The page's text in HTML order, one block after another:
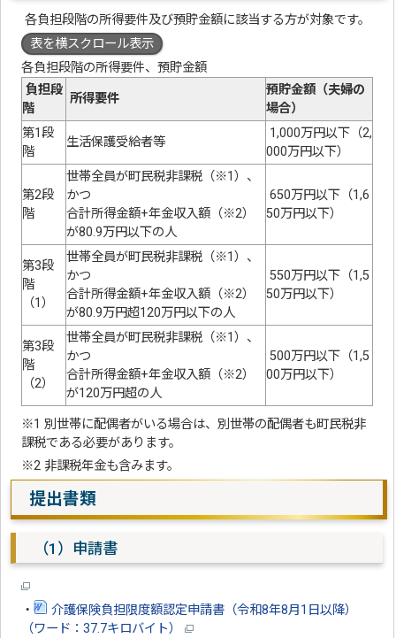
各負担段階の所得要件及び預貯金額に該当する方が対象です。
表を横スクロール表示
各負担段階の所得要件、預貯金額
負担段
階
所得要件
預貯金額（夫婦の
場合）
第1段
階
生活保護受給者等
1,000万円以下（2,
000万円以下）
第2段
階
世帯全員が町民税非課税（※1）、
かつ
合計所得金額+年金収入額（※2）
が80.9万円以下の人
650万円以下（1,6
50万円以下）
第3段
階
（1）
世帯全員が町民税非課税（※1）、
かつ
合計所得金額+年金収入額（※2）
が80.9万円超120万円以下の人
550万円以下（1,5
50万円以下）
第3段
階
（2）
世帯全員が町民税非課税（※1）、
かつ
合計所得金額+年金収入額（※2）
が120万円超の人
500万円以下（1,5
00万円以下）
※1 別世帯に配偶者がいる場合は、別世帯の配偶者も町民税非
課税である必要があります。
※2 非課税年金も含みます。
提出書類
（1）申請書
・
介護保険負担限度額認定申請書（令和8年8月1日以降）
（ワード：37.7キロバイト）